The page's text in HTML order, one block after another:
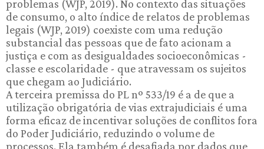
problemas (WJP, 2019). No contexto das situações
de consumo, o alto índice de relatos de problemas
legais (WJP, 2019) coexiste com uma redução
substancial das pessoas que de fato acionam a
justiça e com as desigualdades socioeconômicas -
classe e escolaridade - que atravessam os sujeitos
que chegam ao Judiciário.
A terceira premissa do PL nº 533/19 é a de que a
utilização obrigatória de vias extrajudiciais é uma
forma eficaz de incentivar soluções de conflitos fora
do Poder Judiciário, reduzindo o volume de
processos. Ela também é desafiada por dados que